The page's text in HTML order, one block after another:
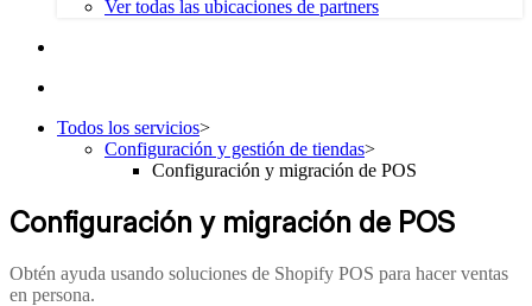
Ver todas las ubicaciones de partners
Todos los servicios>
Configuración y gestión de tiendas>
Configuración y migración de POS
Configuración y migración de POS
Obtén ayuda usando soluciones de Shopify POS para hacer ventas
en persona.